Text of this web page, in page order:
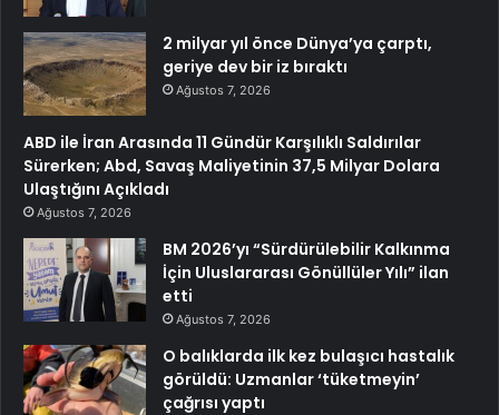
2 milyar yıl önce Dünya’ya çarptı,
geriye dev bir iz bıraktı
Ağustos 7, 2026
ABD ile İran Arasında 11 Gündür Karşılıklı Saldırılar
Sürerken; Abd, Savaş Maliyetinin 37,5 Milyar Dolara
Ulaştığını Açıkladı
Ağustos 7, 2026
BM 2026’yı “Sürdürülebilir Kalkınma
İçin Uluslararası Gönüllüler Yılı” ilan
etti
Ağustos 7, 2026
O balıklarda ilk kez bulaşıcı hastalık
görüldü: Uzmanlar ‘tüketmeyin’
çağrısı yaptı